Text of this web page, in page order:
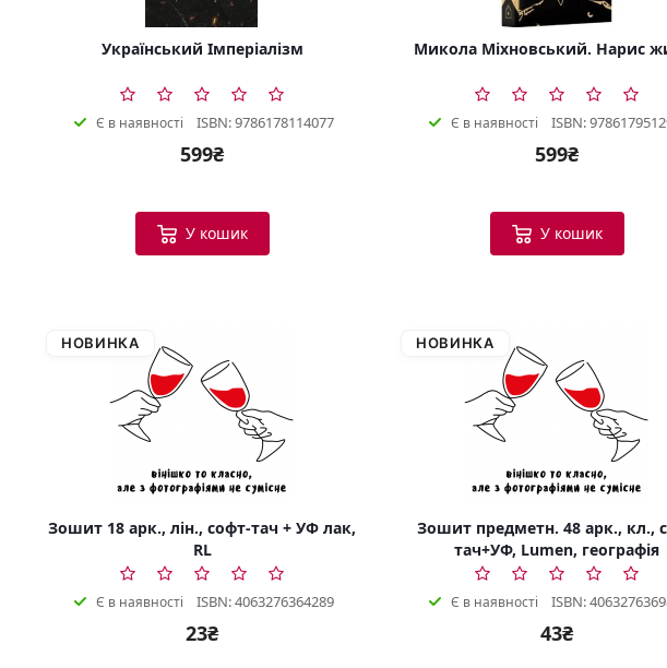
Український Імперіалізм
Є в наявності ISBN: 9786178114077
599₴
У кошик
Микола Міхновський. Нарис
Є в наявності ISBN:
599₴
У кошик
НОВИНКА
Зошит 18 арк., лін., софт-тач + УФ лак,
RL
Є в наявності ISBN: 4063276364289
23₴
НОВИНКА
Зошит предметн. 48 арк., кл.,
тач+УФ, Lumen, географія
Є в наявності ISBN:
43₴